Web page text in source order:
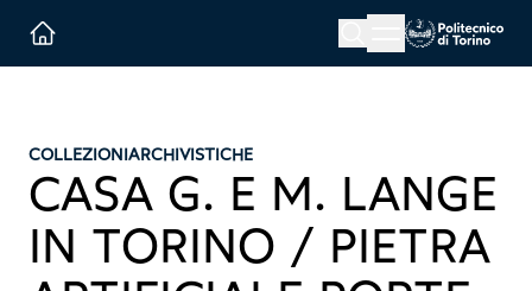
Menu button
COLLEZIONIARCHIVISTICHE
CASA G. E M. LANGE
IN TORINO / PIETRA